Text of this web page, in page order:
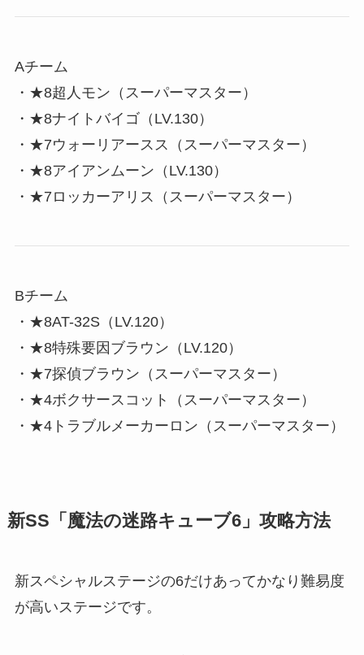
Aチーム
・★8超人モン（スーパーマスター）
・★8ナイトバイゴ（LV.130）
・★7ウォーリアースス（スーパーマスター）
・★8アイアンムーン（LV.130）
・★7ロッカーアリス（スーパーマスター）
Bチーム
・★8AT-32S（LV.120）
・★8特殊要因ブラウン（LV.120）
・★7探偵ブラウン（スーパーマスター）
・★4ボクサースコット（スーパーマスター）
・★4トラブルメーカーロン（スーパーマスター）
新SS「魔法の迷路キューブ6」攻略方法
新スペシャルステージの6だけあってかなり難易度
が高いステージです。